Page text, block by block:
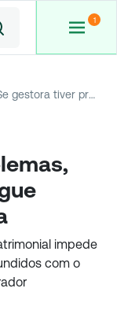
Se gestora tiver problemas, dinheiro do fundo segue separado, diz Anbima
impede
com o